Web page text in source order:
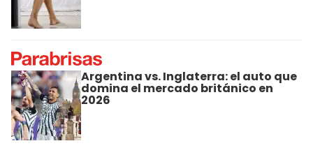
Argentina vs. Inglaterra: el auto que
domina el mercado británico en
2026